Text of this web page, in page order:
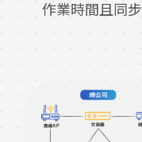
作業時間且同